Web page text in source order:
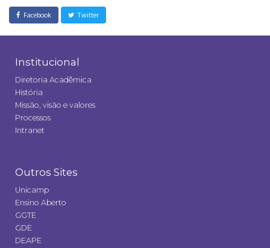
Facebook Twitter
Institucional
Diretoria Acadêmica
História
Missão, visão e valores
Processos
Intranet
Outros Sites
Unicamp
Ensino Aberto
GGTE
GDE
DEAPE